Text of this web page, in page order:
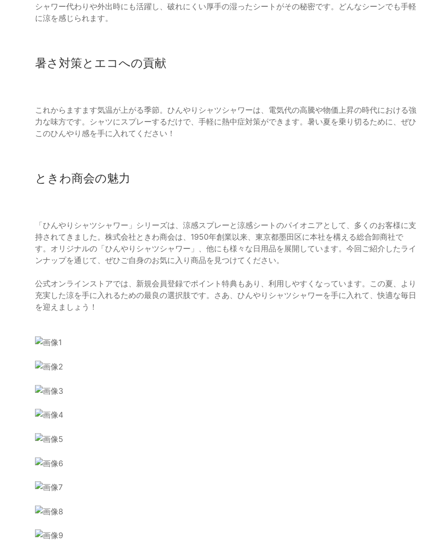
シャワー代わりや外出時にも活躍し、破れにくい厚手の湿ったシートがその秘密です。どんなシーンでも手軽
に涼を感じられます。
暑さ対策とエコへの貢献
これからますます気温が上がる季節。ひんやりシャツシャワーは、電気代の高騰や物価上昇の時代における強
力な味方です。シャツにスプレーするだけで、手軽に熱中症対策ができます。暑い夏を乗り切るために、ぜひ
このひんやり感を手に入れてください！
ときわ商会の魅力
「ひんやりシャツシャワー」シリーズは、涼感スプレーと涼感シートのパイオニアとして、多くのお客様に支
持されてきました。株式会社ときわ商会は、1950年創業以来、東京都墨田区に本社を構える総合卸商社で
す。オリジナルの「ひんやりシャツシャワー」、他にも様々な日用品を展開しています。今回ご紹介したライ
ンナップを通じて、ぜひご自身のお気に入り商品を見つけてください。
公式オンラインストアでは、新規会員登録でポイント特典もあり、利用しやすくなっています。この夏、より
充実した涼を手に入れるための最良の選択肢です。さあ、ひんやりシャツシャワーを手に入れて、快適な毎日
を迎えましょう！